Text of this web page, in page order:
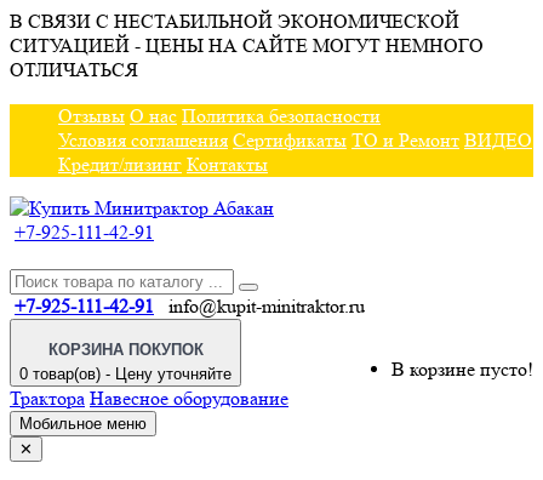
В СВЯЗИ С НЕСТАБИЛЬНОЙ ЭКОНОМИЧЕСКОЙ
СИТУАЦИЕЙ - ЦЕНЫ НА САЙТЕ МОГУТ НЕМНОГО
ОТЛИЧАТЬСЯ
Отзывы О нас Политика безопасности
Условия соглашения Сертификаты ТО и Ремонт ВИДЕО
Кредит/лизинг Контакты
+7-925-111-42-91
+7-925-111-42-91 info@kupit-minitraktor.ru
КОРЗИНА ПОКУПОК
0 товар(ов) - Цену уточняйте
В корзине пусто!
Трактора Навесное оборудование
Мобильное меню
✕